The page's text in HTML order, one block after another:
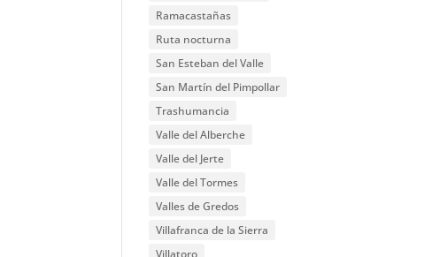
Ramacastañas
Ruta nocturna
San Esteban del Valle
San Martín del Pimpollar
Trashumancia
Valle del Alberche
Valle del Jerte
Valle del Tormes
Valles de Gredos
Villafranca de la Sierra
Villatoro